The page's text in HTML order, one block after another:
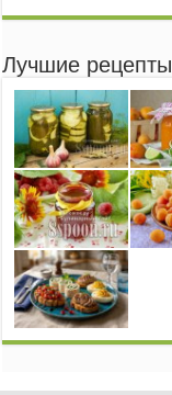
Лучшие рецепты